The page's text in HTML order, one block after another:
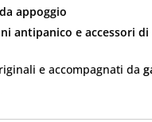
appoggio
antipanico e accessori di
e accompagnati da